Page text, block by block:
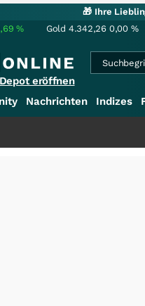
🎁 Ihre
% Gold 4.342,26 0,00 %
Depot eröffnen
Nachrichten Indizes